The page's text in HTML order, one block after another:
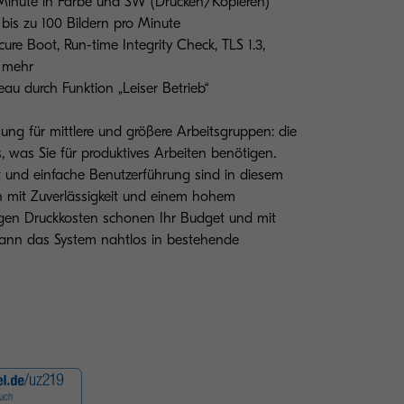
zu 100 Bildern pro Minute
Boot, Run-time Integrity Check, TLS 1.3,
mehr
durch Funktion „Leiser Betrieb“
für mittlere und größere Arbeitsgruppen: die
was Sie für produktives Arbeiten benötigen.
einfache Benutzerführung sind in diesem
Zuverlässigkeit und einem hohem
Druckkosten schonen Ihr Budget und mit
das System nahtlos in bestehende